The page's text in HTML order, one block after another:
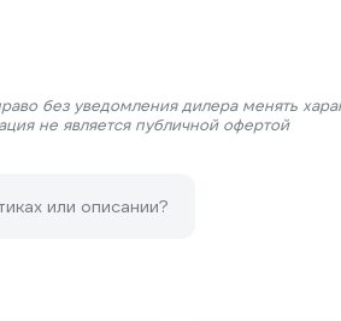
без уведомления дилера менять
не является публичной офертой
или описании?